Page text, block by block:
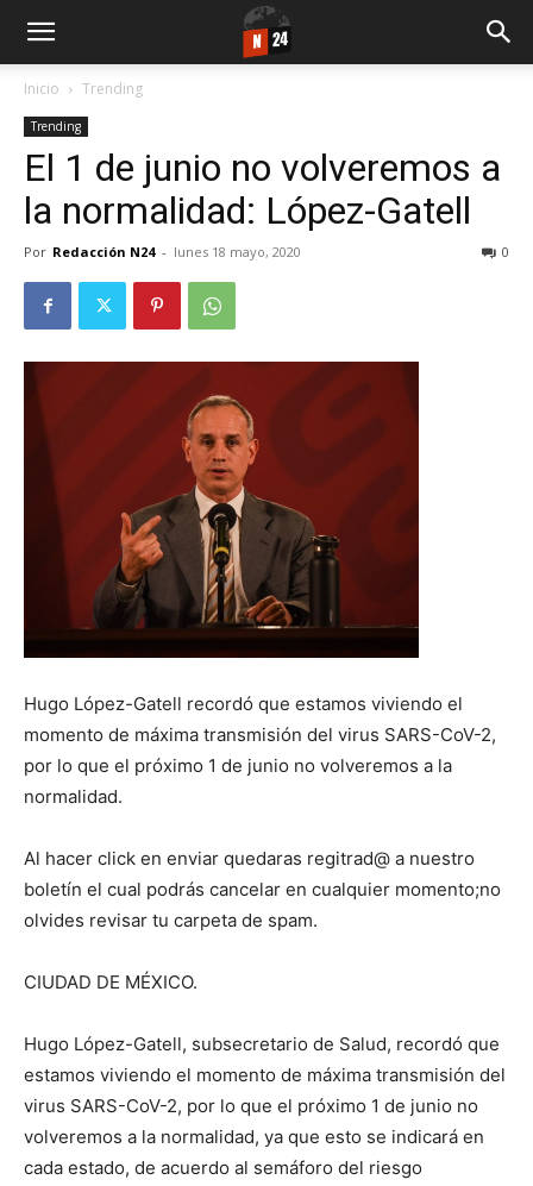
Inicio Trending
Trending
El 1 de junio no volveremos a
la normalidad: López-Gatell
Por Redacción N24 - lunes 18 mayo, 2020 0
Hugo López-Gatell recordó que estamos viviendo el
momento de máxima transmisión del virus SARS-CoV-2,
por lo que el próximo 1 de junio no volveremos a la
normalidad.
Al hacer click en enviar quedaras regitrad@ a nuestro
boletín el cual podrás cancelar en cualquier momento;no
olvides revisar tu carpeta de spam.
CIUDAD DE MÉXICO.
Hugo López-Gatell, subsecretario de Salud, recordó que
estamos viviendo el momento de máxima transmisión del
virus SARS-CoV-2, por lo que el próximo 1 de junio no
volveremos a la normalidad, ya que esto se indicará en
cada estado, de acuerdo al semáforo del riesgo